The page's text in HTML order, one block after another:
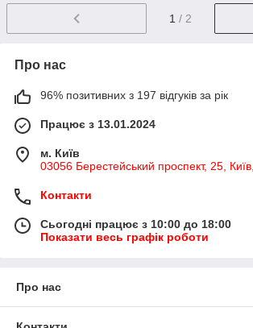
1 / 2
Про нас
96% позитивних з 197 відгуків за рік
Працює з 13.01.2024
м. Київ
03056 Берестейський проспект, 25,
Контакти
Сьогодні працює з 10:00 до 18:00
Показати весь графік роботи
Про нас